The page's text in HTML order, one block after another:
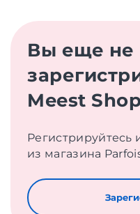
Вы еще не
Meest
Регистрируйтесь
из магазина